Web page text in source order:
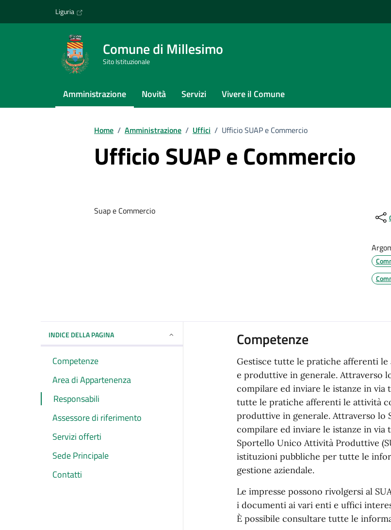
Liguria
Comune di Millesimo
Sito Istituzionale
Amministrazione Novità Servizi Vivere il Comune
Home / Amministrazione / Uffici / Ufficio SUAP e Commercio
Ufficio SUAP e Commercio
Suap e Commercio
INDICE DELLA PAGINA
Competenze
Area di Appartenenza
Responsabili
Assessore di riferimento
Servizi offerti
Sede Principale
Contatti
Competenze
Gestisce tutte le pratiche afferenti
e produttive in generale. Attraverso
compilare ed inviare le istanze in via
tutte le pratiche afferenti le attività
produttive in generale. Attraverso
compilare ed inviare le istanze in via
Sportello Unico Attività Produttive
istituzioni pubbliche per tutte le
gestione aziendale.
Le impresse possono rivolgersi al
i documenti ai vari enti e uffici
È possibile consultare tutte le